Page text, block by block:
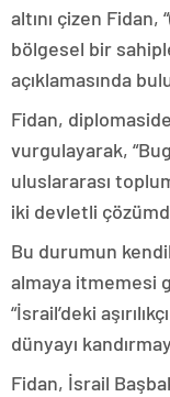
altını çizen Fidan,
bölgesel bir
açıklamasında
Fidan,
vurgulayarak,
uluslararası
iki devletli
Bu durumun
almaya itmemesi
“İsrail’deki
dünyayı
Fidan, İsrail